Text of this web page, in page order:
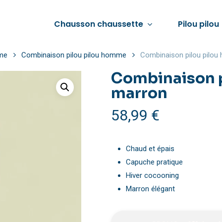
Chausson chaussette Pilou pilou
pilou pilou femme
pilou pilou femme
Voir tout
Pyjama pilou pilou
Chaussette pilou
Veste pilou pilou
fourré femme
chaud femme
Combinaison pilou pilou homme Combinaison pilou pilou
Combinaison
marron
58,99 €
Chaud et épais
Capuche pratique
Hiver cocooning
Marron élégant